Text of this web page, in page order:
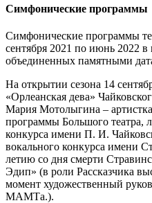
Симфонические программы
Симфонические программы
сентября 2021 по июнь 2022 в
объединенных памятными
На открытии сезона 14
«Орлеанская дева»
Мария Мотолыгина –
программы Большого театра,
конкурса имени П. И.
вокального конкурса имени
летию со дня смерти
Эдип» (в роли Рассказчика
момент художественный
МАМТа.).